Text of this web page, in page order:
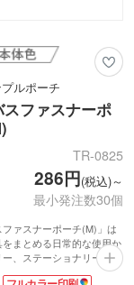
ルポーチ
スファスナーポ
TR-0825
286円(税込)～
最小発注数30個
ファスナーポーチ(M)」は
まとめる日常的な使用か
、ステーショナリーなど
利できるポーチ。